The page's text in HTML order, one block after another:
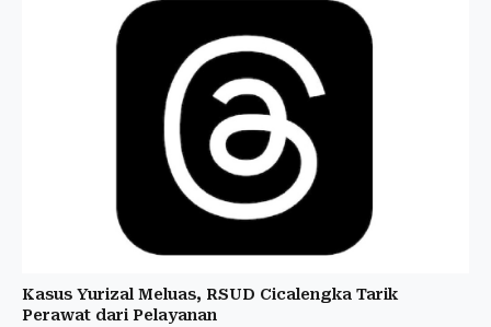
Kasus Yurizal Meluas, RSUD Cicalengka Tarik
Perawat dari Pelayanan